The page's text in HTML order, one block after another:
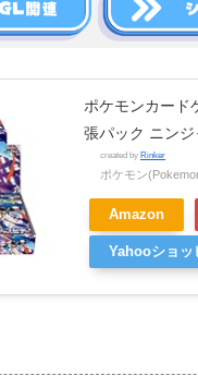
ポケモンカード
張パック ニン
created by Rinker
ポケモン
Amazon
Yahooショッ